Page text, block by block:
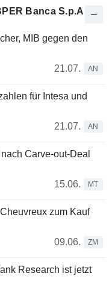
Banca S.p.A.
MIB gegen den
21.07.
AN
für Intesa und
21.07.
AN
Carve-out-Deal
15.06.
MT
zum Kauf
09.06.
ZM
Research ist jetzt